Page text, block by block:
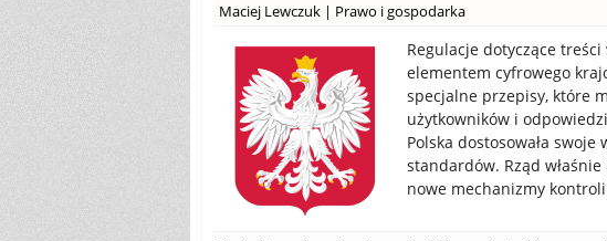
Maciej Lewczuk | Prawo i gospodarka
Regulacje dotyczące
elementem cyfrowego
specjalne przepisy, które
użytkowników i
Polska dostosowała
standardów. Rząd
nowe mechanizmy